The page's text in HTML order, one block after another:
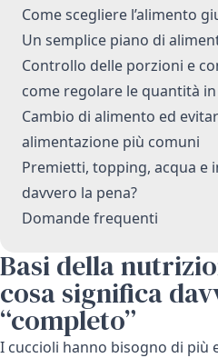
Come scegliere l’alimento
Un semplice piano di
Controllo delle porzioni e
come regolare le quantità
Cambio di alimento ed
alimentazione più comuni
Premietti, topping, acqua e
davvero la pena?
Domande frequenti
Basi della
cosa significa
“completo”
I cuccioli hanno bisogno di più